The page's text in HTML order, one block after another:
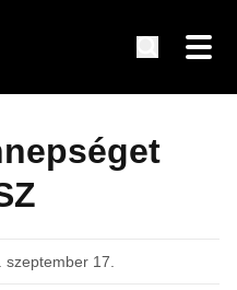
szeptember 17.